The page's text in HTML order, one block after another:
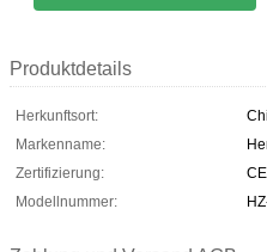
Produktdetails
Herkunftsort:
Markenname:
Zertifizierung:
Modellnummer: